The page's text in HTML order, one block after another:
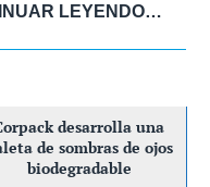
LEYENDO…
desarrolla una
de sombras de ojos
biodegradable